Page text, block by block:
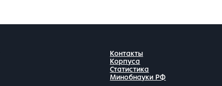
Контакты
Корпуса
Статистика
Минобнауки РФ